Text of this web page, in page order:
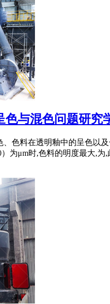
与混色问题研究
色料在透明釉中的呈色以
为μm时,色料的明度最大,为,